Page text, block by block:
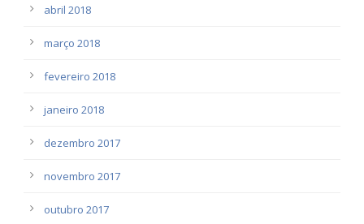
abril 2018
março 2018
fevereiro 2018
janeiro 2018
dezembro 2017
novembro 2017
outubro 2017